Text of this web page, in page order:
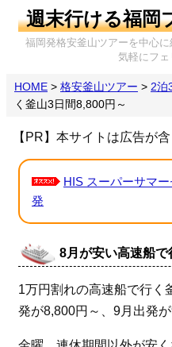
週末行ける福岡
福岡発格安釜山ツアーを中心
気軽にフェ
HOME > 格安釜山ツアー > 2泊
く釜山3日間8,800円～
【PR】本サイトは広告が
HIS スーパーサマ
発
8月が安い高速船で
1万円割れの高速船で行く
発が8,800円～、9月出発